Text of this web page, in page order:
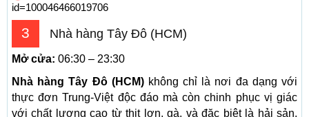
id=100046466019706
3 Nhà hàng Tây Đô (HCM)
Mở cửa: 06:30 – 23:30
Nhà hàng Tây Đô (HCM)không chỉ là nơi đa dạng với
thực đơn Trung-Việt độc đáo mà còn chinh phục vị giác
với chất lượng cao từ thịt lợn, gà, và đặc biệt là hải sản.